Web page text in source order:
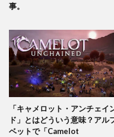
事。
「キャメロット・アンチェイ
ド」とはどういう意味？アル
ベットで「Camelot